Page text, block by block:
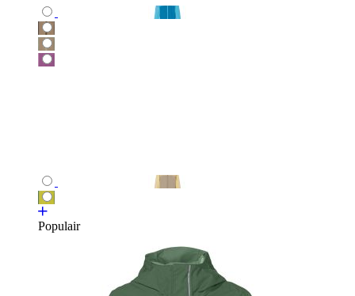
Populair